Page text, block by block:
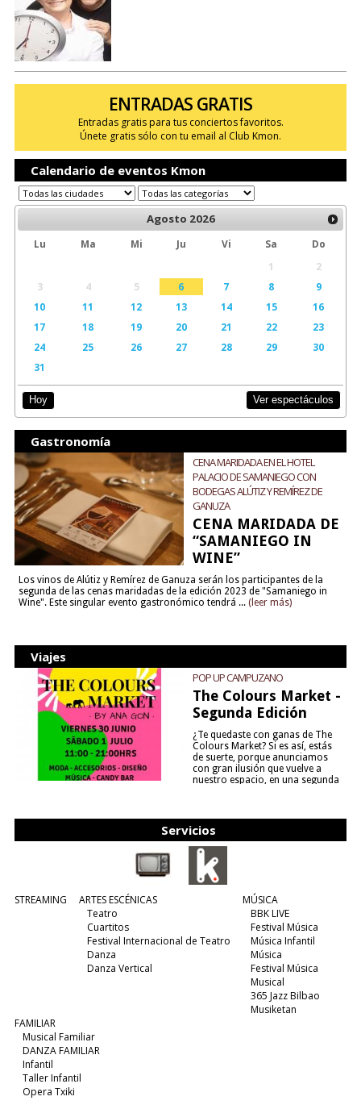
ENTRADAS GRATIS
Entradas gratis para tus conciertos favoritos.
Únete gratis sólo con tu email al Club Kmon.
Calendario de eventos Kmon
Agosto 2026
Lu Ma Mi Ju Vi Sa
Do
1
2
3
4 5 6 7 8
9
10
11 12 13 14 15
16
17
18 19 20 21 22
23
24
25 26 27 28 29
30
31
Hoy Ver espectáculos
Gastronomía
CENA MARIDADA EN EL HOTEL
PALACIO DE SAMANIEGO CON
BODEGAS ALÚTIZ Y REMÍREZ DE
GANUZA
CENA MARIDADA DE
“SAMANIEGO IN
WINE”
Los vinos de Alútiz y Remírez de Ganuza serán los participantes de la
segunda de las cenas maridadas de la edición 2023 de "Samaniego in
Wine". Este singular evento gastronómico tendrá ... (leer más)
Viajes
POP UP CAMPUZANO
The Colours Market -
Segunda Edición
¿Te quedaste con ganas de The
Colours Market? Si es así, estás
de suerte, porque anunciamos
con gran ilusión que vuelve a
nuestro espacio, en una segunda
Servicios
STREAMING
ARTES ESCÉNICAS
Teatro
Cuartitos
Festival Internacional de Teatro
Danza
Danza Vertical
MÚSICA
BBK LIVE
Festival Música
Música Infantil
Música
Festival Música
Musical
365 Jazz Bilbao
Musiketan
FAMILIAR
Musical Familiar
DANZA FAMILIAR
Infantil
Taller Infantil
Opera Txiki